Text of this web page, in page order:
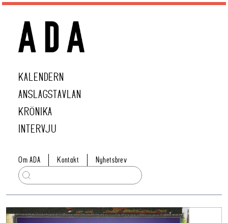
KALENDERN
ANSLAGSTAVLAN
KRÖNIKA
INTERVJU
Om ADA Kontakt Nyhetsbrev